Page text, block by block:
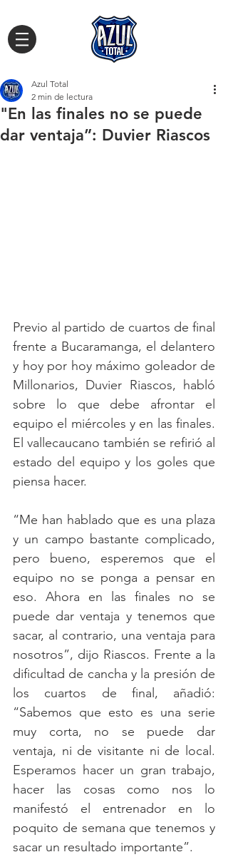
"En las finales no se puede
dar ventaja”: Duvier Riascos
Azul Total
2 min de lectura
Previo al partido de cuartos de final
frente a Bucaramanga, el delantero
y hoy por hoy máximo goleador de
Millonarios, Duvier Riascos, habló
sobre lo que debe afrontar el
equipo el miércoles y en las finales.
El vallecaucano también se refirió al
estado del equipo y los goles que
piensa hacer.
“Me han hablado que es una plaza
y un campo bastante complicado,
pero bueno, esperemos que el
equipo no se ponga a pensar en
eso. Ahora en las finales no se
puede dar ventaja y tenemos que
sacar, al contrario, una ventaja para
nosotros”, dijo Riascos. Frente a la
dificultad de cancha y la presión de
los cuartos de final, añadió:
“Sabemos que esto es una serie
muy corta, no se puede dar
ventaja, ni de visitante ni de local.
Esperamos hacer un gran trabajo,
hacer las cosas como nos lo
manifestó el entrenador en lo
poquito de semana que tenemos y
sacar un resultado importante”.